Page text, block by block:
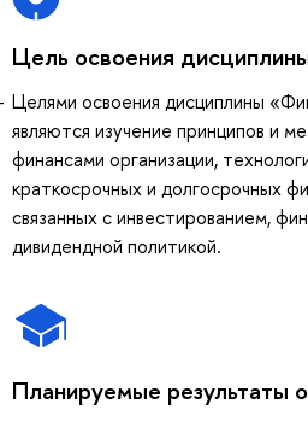
Цель освоения
Целями освоения дисциплины
являются изучение принципов и
финансами организации,
краткосрочных и долгосрочных
связанных с инвестированием,
дивидендной политикой.
Планируемые результаты